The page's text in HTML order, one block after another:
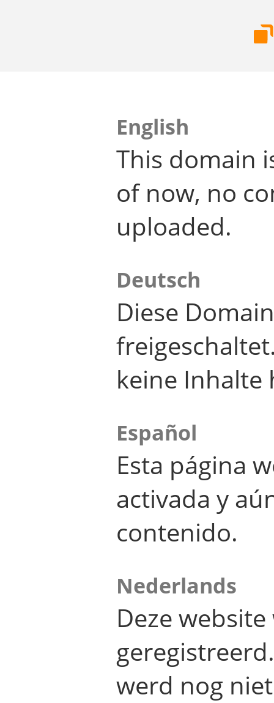
English
This domain
of now, no
uploaded.
Deutsch
Diese
keine Inhalte
Español
Esta página
activada y
contenido.
Nederlands
Deze
werd nog